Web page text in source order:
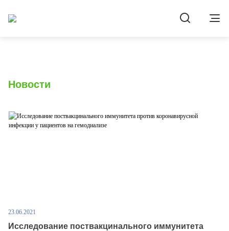
Новости
23.06.2021
Исследование поствакцинального иммунитета